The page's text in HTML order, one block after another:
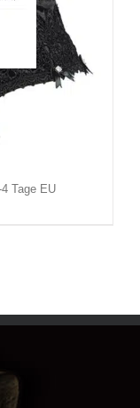
Queen
Tage EU